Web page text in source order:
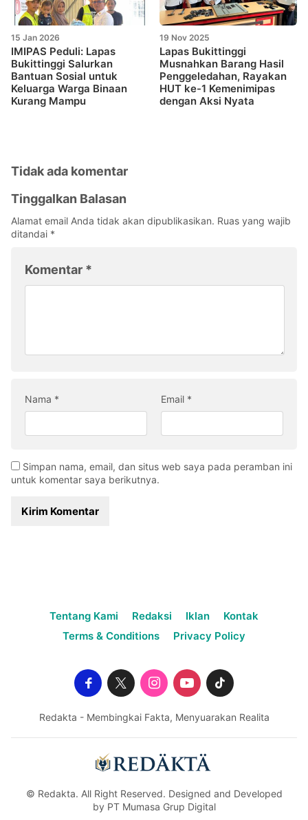
15 Jan 2026
IMIPAS Peduli: Lapas
Bukittinggi Salurkan
Bantuan Sosial untuk
Keluarga Warga Binaan
Kurang Mampu
19 Nov 2025
Lapas Bukittinggi
Musnahkan Barang Hasil
Penggeledahan, Rayakan
HUT ke-1 Kemenimipas
dengan Aksi Nyata
Tidak ada komentar
Tinggalkan Balasan
Alamat email Anda tidak akan dipublikasikan. Ruas yang wajib
ditandai *
Komentar *
Nama * Email *
Simpan nama, email, dan situs web saya pada peramban ini
untuk komentar saya berikutnya.
Tentang Kami Redaksi Iklan
Kontak
Terms & Conditions
Privacy Policy
Redakta - Membingkai Fakta, Menyuarakan Realita
© Redakta. All Right Reserved. Designed and Developed
by PT Mumasa Grup Digital